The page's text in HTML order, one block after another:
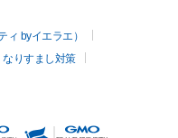
byイエラエ）
なりすまし対策